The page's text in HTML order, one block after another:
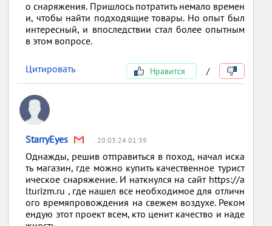
о снаряжения. Пришлось потратить немало времен
и, чтобы найти подходящие товары. Но опыт был
интересный, и впоследствии стал более опытным
в этом вопросе.
Цитировать Нравится /
StarryEyes 20.03.24 01:39
Однажды, решив отправиться в поход, начал иска
ть магазин, где можно купить качественное турист
ическое снаряжение. И наткнулся на сайт https://a
lturizm.ru , где нашел все необходимое для отличн
ого времяпровождения на свежем воздухе. Реком
ендую этот проект всем, кто ценит качество и наде